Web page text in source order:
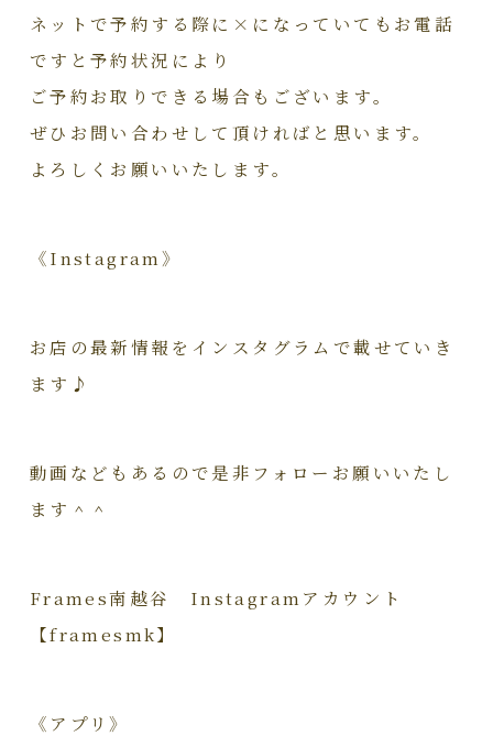
ネットで予約する際に×になっていてもお電話
ですと予約状況により
ご予約お取りできる場合もございます。
ぜひお問い合わせして頂ければと思います。
よろしくお願いいたします。
《Instagram》
お店の最新情報をインスタグラムで載せていき
ます♪
動画などもあるので是非フォローお願いいたし
ます＾＾
Frames南越谷 Instagramアカウント
【framesmk】
《アプリ》